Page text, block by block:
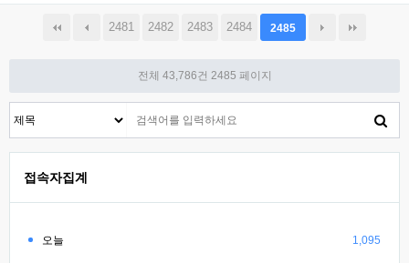
2481 2482 2483 2484 2485
전체 43,786건 2485 페이지
접속자집계
오늘 1,095